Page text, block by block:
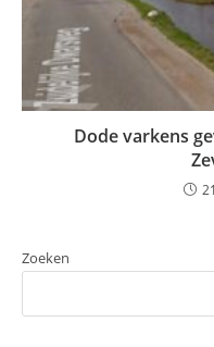
Dode varkens
Zoeken